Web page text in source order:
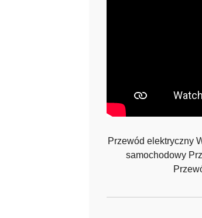
Przewód elektryczny
samochodowy